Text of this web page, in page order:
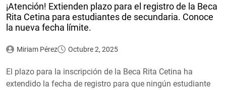
¡Atención! Extienden plazo para el registro de la Beca
Rita Cetina para estudiantes de secundaria. Conoce
la nueva fecha límite.
Miriam Pérez Octubre 2, 2025
El plazo para la inscripción de la Beca Rita Cetina ha
extendido la fecha de registro para que ningún estudiante